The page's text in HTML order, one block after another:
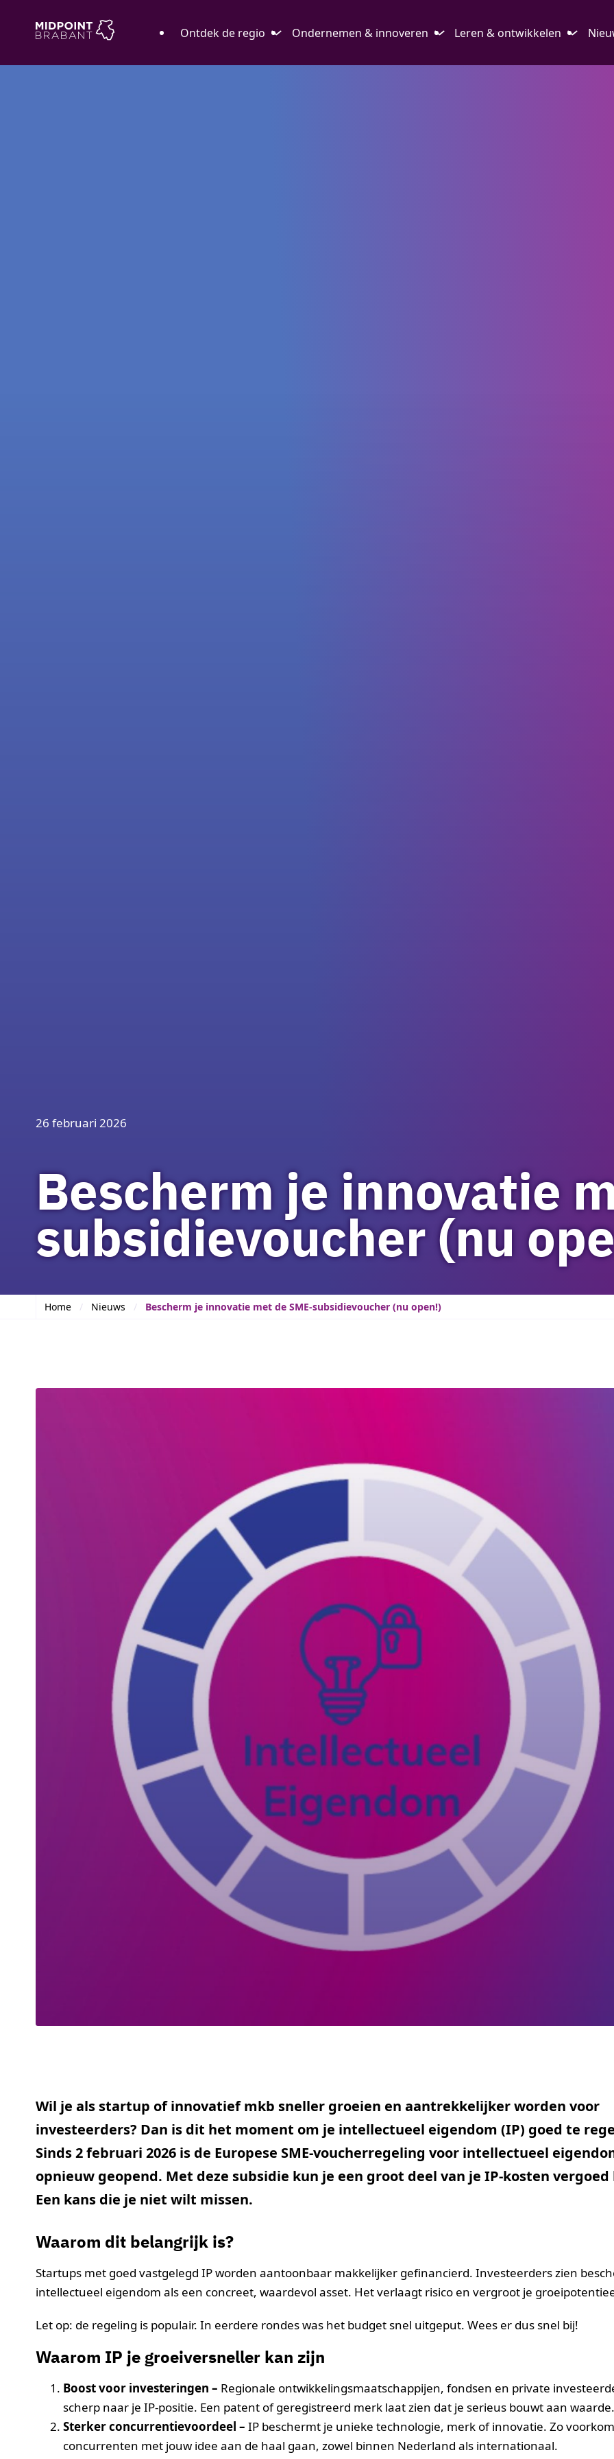
Ontdek de regio Ondernemen & innoveren Leren & ontwikkelen
26 februari 2026
Bescherm je innovatie
subsidievoucher (nu
Home Nieuws Bescherm je innovatie met de SME-subsidievoucher (nu open!)
Wil je als startup of innovatief mkb sneller groeien en aantrekkelijker worden voor
investeerders? Dan is dit het moment om je intellectueel eigendom (IP) goed te
Sinds 2 februari 2026 is de Europese SME-voucherregeling voor intellectueel
opnieuw geopend. Met deze subsidie kun je een groot deel van je IP-kosten
Een kans die je niet wilt missen.
Waarom dit belangrijk is?
Startups met goed vastgelegd IP worden aantoonbaar makkelijker gefinancierd. Investeerders zien
intellectueel eigendom als een concreet, waardevol asset. Het verlaagt risico en vergroot je
Let op: de regeling is populair. In eerdere rondes was het budget snel uitgeput. Wees er dus snel bij!
Waarom IP je groeiversneller kan zijn
Boost voor investeringen – Regionale ontwikkelingsmaatschappijen, fondsen en private
scherp naar je IP-positie. Een patent of geregistreerd merk laat zien dat je serieus bouwt aan waarde.
Sterker concurrentievoordeel – IP beschermt je unieke technologie, merk of innovatie. Zo
concurrenten met jouw idee aan de haal gaan, zowel binnen Nederland als internationaal.